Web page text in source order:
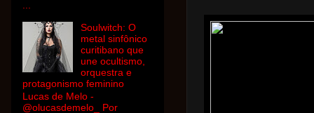
Soulwitch: O
metal sinfônico
curitibano que
une ocultismo,
orquestra e
protagonismo feminino
Lucas de Melo -
@olucasdemelo_ Por